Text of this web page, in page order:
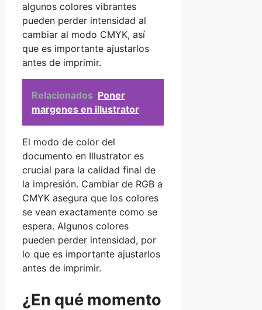
algunos colores vibrantes
pueden perder intensidad al
cambiar al modo CMYK, así
que es importante ajustarlos
antes de imprimir.
Relacionados Poner
margenes en illustrator
El modo de color del
documento en Illustrator es
crucial para la calidad final de
la impresión. Cambiar de RGB a
CMYK asegura que los colores
se vean exactamente como se
espera. Algunos colores
pueden perder intensidad, por
lo que es importante ajustarlos
antes de imprimir.
¿En qué momento